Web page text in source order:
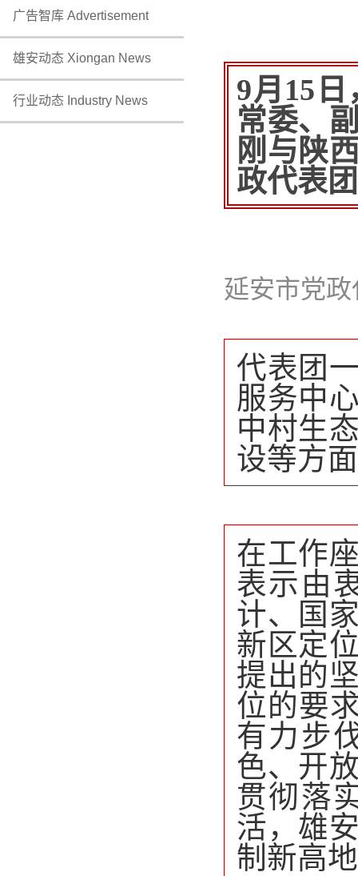
广告智库 Advertisement
雄安动态 Xiongan News
行业动态 Industry News
9月15
常委、
刚与陕
政代表
延安市党
代表团
服务中
中村生
设等方
在工作
表示由
计、国
新区定
提出的
位的要
有力步
色、开
贯彻落
活，雄
制新高